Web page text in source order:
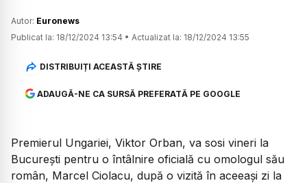
Autor: Euronews
Publicat la: 18/12/2024 13:54 • Actualizat la: 18/12/2024 13:55
DISTRIBUIȚI ACEASTĂ ȘTIRE
ADAUGĂ-NE CA SURSĂ PREFERATĂ PE GOOGLE
Premierul Ungariei, Viktor Orban, va sosi vineri la
București pentru o întâlnire oficială cu omologul său
român, Marcel Ciolacu, după o vizită în aceeași zi la